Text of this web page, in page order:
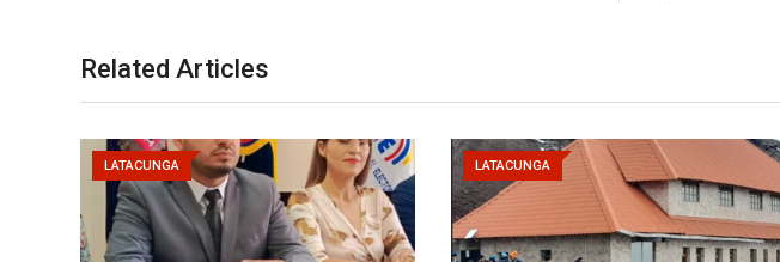
Related Articles
LATACUNGA LATACUNGA